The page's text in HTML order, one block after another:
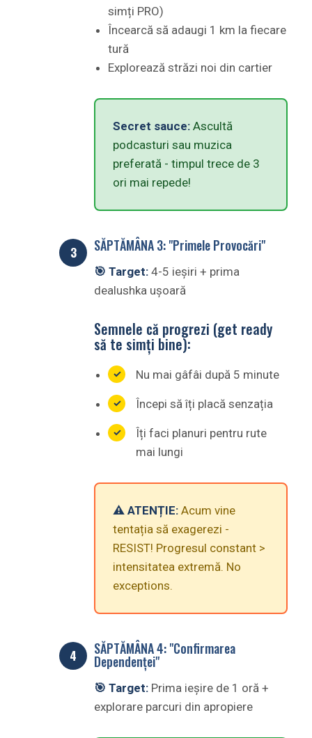
simți PRO)
Încearcă să adaugi 1 km la fiecare
tură
Explorează străzi noi din cartier
Secret sauce: Ascultă
podcasturi sau muzica
preferată - timpul trece de 3
ori mai repede!
SĂPTĂMÂNA 3: "Primele Provocări"
🎯 Target: 4-5 ieșiri + prima
dealushka ușoară
Semnele că progrezi (get ready
să te simți bine):
Nu mai gâfâi după 5 minute
Începi să îți placă senzația
Îți faci planuri pentru rute
mai lungi
⚠️ ATENȚIE: Acum vine
tentația să exagerezi -
RESIST! Progresul constant >
intensitatea extremă. No
exceptions.
SĂPTĂMÂNA 4: "Confirmarea
Dependenței"
🎯 Target: Prima ieșire de 1 oră +
explorare parcuri din apropiere